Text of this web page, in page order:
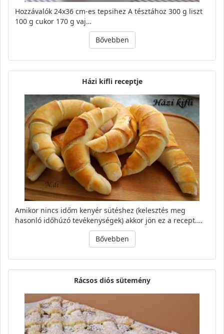
Hozzávalók 24x36 cm-es tepsihez A tésztához 300 g liszt
100 g cukor 170 g vaj…
Bővebben
Házi kifli receptje
Amikor nincs időm kenyér sütéshez (kelesztés meg
hasonló időhúzó tevékenységek) akkor jön ez a recept.…
Bővebben
Rácsos diós sütemény